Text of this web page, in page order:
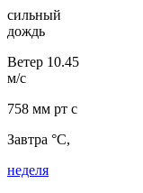
сильный
дождь
Ветер 10.45
м/с
758 мм рт с
Завтра °C,
неделя